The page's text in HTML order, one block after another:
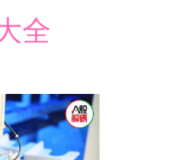
全